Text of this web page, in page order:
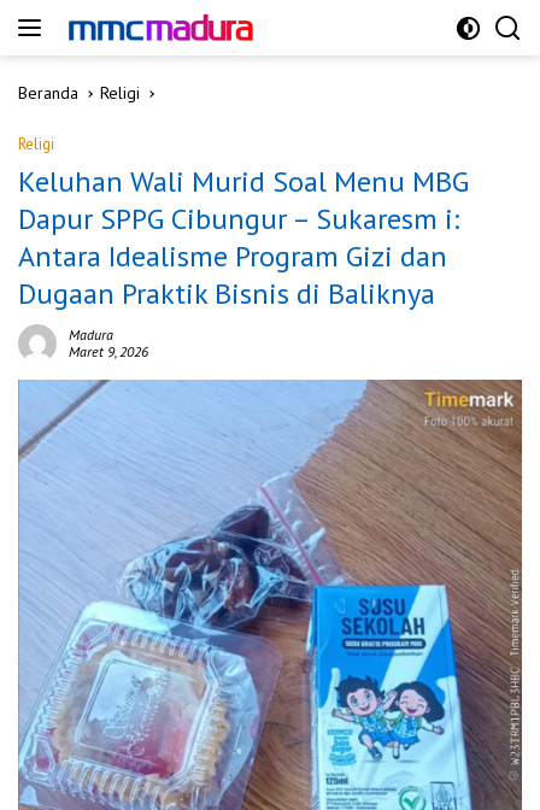
Beranda
Religi
Religi
Keluhan Wali Murid Soal Menu MBG
Dapur SPPG Cibungur – Sukaresm i:
Antara Idealisme Program Gizi dan
Dugaan Praktik Bisnis di Baliknya
Madura
Maret 9, 2026